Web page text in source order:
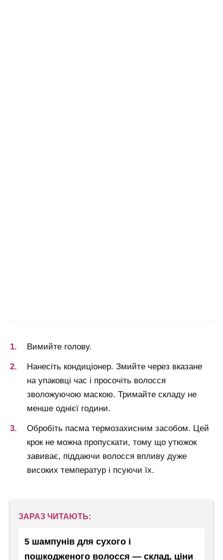
Вимийте голову.
Нанесіть кондиціонер. Змийте через вказане
на упаковці час і просочіть волосся
зволожуючою маскою. Тримайте складу не
менше однієї години.
Обробіть пасма термозахисним засобом. Цей
крок не можна пропускати, тому що утюжок
завиває, піддаючи волосся впливу дуже
високих температур і псуючи їх.
ЗАРАЗ ЧИТАЮТЬ:
5 шампунів для сухого і
пошкодженого волосся — склад, ціни